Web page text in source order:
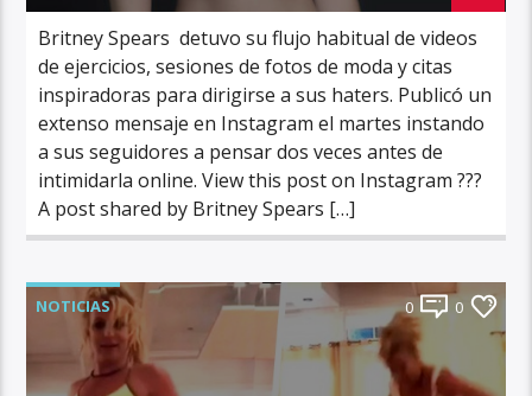
Britney Spears detuvo su flujo habitual de videos
de ejercicios, sesiones de fotos de moda y citas
inspiradoras para dirigirse a sus haters. Publicó un
extenso mensaje en Instagram el martes instando
a sus seguidores a pensar dos veces antes de
intimidarla online. View this post on Instagram ???
A post shared by Britney Spears […]
NOTICIAS 0 0